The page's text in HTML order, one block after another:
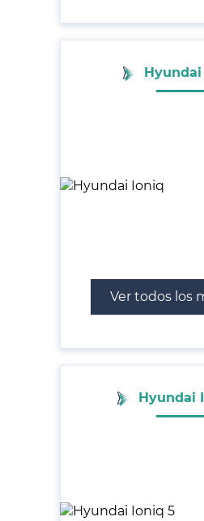
Ver todos los
Hyundai